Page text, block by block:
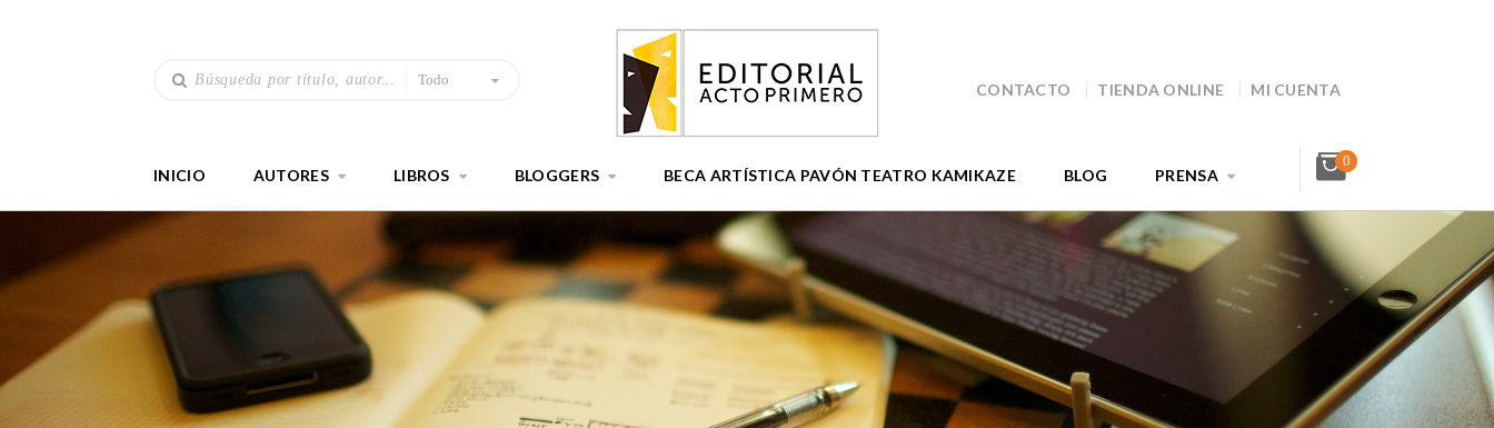
Todo
CONTACTO TIENDA ONLINE MI CUENTA
INICIO AUTORES LIBROS BLOGGERS BECA ARTÍSTICA PAVÓN TEATRO KAMIKAZE BLOG PRENSA
0